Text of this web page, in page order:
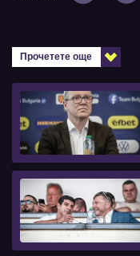
Прочетете още